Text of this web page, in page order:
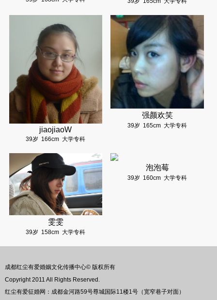
jiaojiaoW
39岁 166cm 大学专科
强颜欢笑
39岁 165cm 大学专科
雯雯
39岁 158cm 大学专科
泡泡莓
39岁 160cm 大学专科
成都红尘有爱婚姻文化传播中心© 版权所有
Copyright 2011 All Rights Reserved.
红尘有爱征婚网：成都金河路59号尊城国际11楼1号（宽窄巷子对面）